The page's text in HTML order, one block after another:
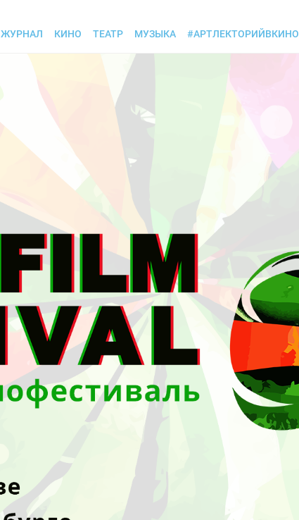
ЖУРНАЛ КИНО ТЕАТР МУЗЫКА #АРТЛЕКТОРИЙВКИНО